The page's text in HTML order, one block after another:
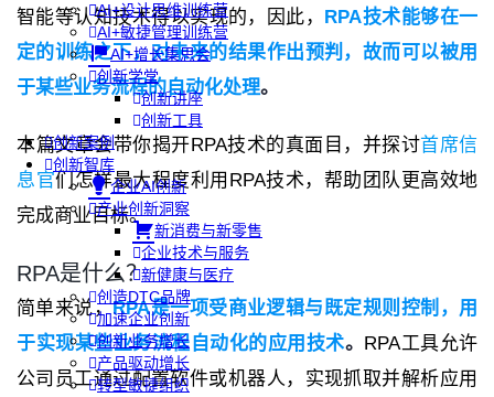
AI+设计思维训练营
AI+敏捷管理训练营
AI+增长集思会
创新学堂
创新讲座
创新工具
创新案例
创新智库
企业AI创新
产业创新洞察
新消费与新零售
企业技术与服务
新健康与医疗
创造DTC品牌
加速企业创新
创新业务增长
产品驱动增长
转型敏捷组织
智能等认知技术得以实现的，因此， RPA技术能够在一
定的训练之下，对未来的结果作出预判，故而可以被用
于某些业务流程的自动化处理。
本篇文章会带你揭开RPA技术的真面目，并探讨首席信
息官们怎样最大程度利用RPA技术，帮助团队更高效地
完成商业目标。
RPA是什么？
简单来说，RPA是一项受商业逻辑与既定规则控制，用
于实现某些业务流程自动化的应用技术。 RPA工具允许
公司员工通过配置软件或机器人，实现抓取并解析应用